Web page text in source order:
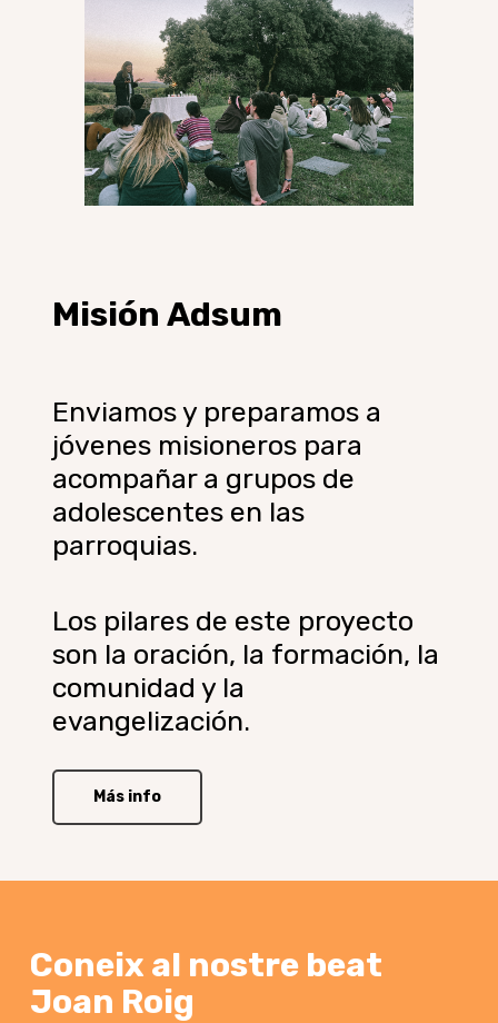
Misión Adsum
Enviamos y preparamos a
jóvenes misioneros para
acompañar a grupos de
adolescentes en las
parroquias.
Los pilares de este proyecto
son la oración, la formación, la
comunidad y la
evangelización.
Más info
Coneix al nostre beat
Joan Roig